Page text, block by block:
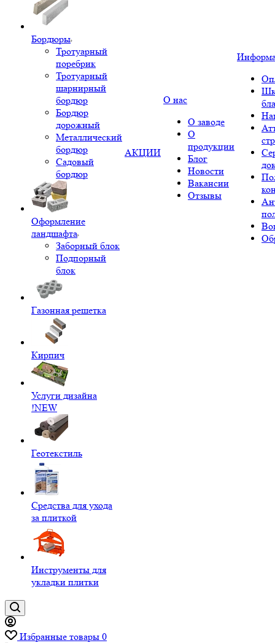
Бордюры
Тротуарный
поребрик
Тротуарный
шарнирный
бордюр
Бордюр
дорожный
Металлический
бордюр
Садовый
бордюр
Оформление
ландшафта
Заборный блок
Подпорный
блок
Газонная решетка
Кирпич
Услуги дизайна
!NEW
Геотекстиль
Средства для ухода
за плиткой
Инструменты для
укладки плитки
АКЦИИ
О нас
О заводе
О
продукции
Блог
Новости
Вакансии
Отзывы
Избранные товары 0